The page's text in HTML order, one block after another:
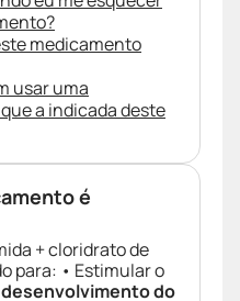
medicamento
usar uma
a indicada deste
é
+ cloridrato de
para: • Estimular o
desenvolvimento do